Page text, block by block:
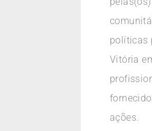
políticas
Vitória
ações.